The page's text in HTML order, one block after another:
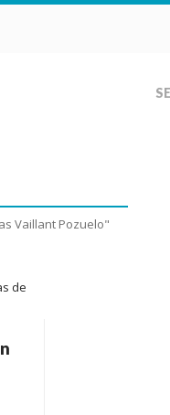
Vaillant Pozuelo"